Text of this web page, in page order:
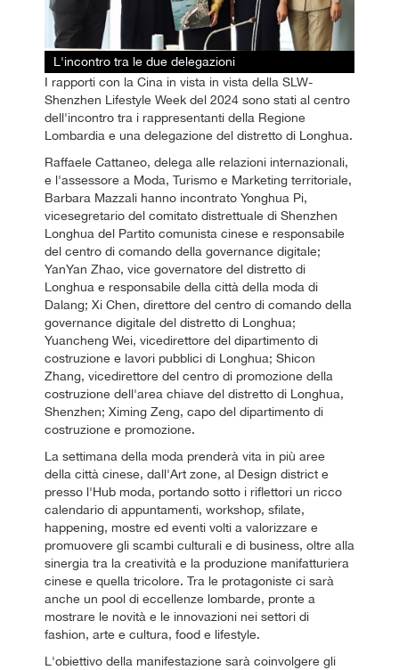
L'incontro tra le due delegazioni
I rapporti con la Cina in vista in vista della SLW-
Shenzhen Lifestyle Week del 2024 sono stati al centro
dell'incontro tra i rappresentanti della Regione
Lombardia e una delegazione del distretto di Longhua.
Raffaele Cattaneo, delega alle relazioni internazionali,
e l'assessore a Moda, Turismo e Marketing territoriale,
Barbara Mazzali hanno incontrato Yonghua Pi,
vicesegretario del comitato distrettuale di Shenzhen
Longhua del Partito comunista cinese e responsabile
del centro di comando della governance digitale;
YanYan Zhao, vice governatore del distretto di
Longhua e responsabile della città della moda di
Dalang; Xi Chen, direttore del centro di comando della
governance digitale del distretto di Longhua;
Yuancheng Wei, vicedirettore del dipartimento di
costruzione e lavori pubblici di Longhua; Shicon
Zhang, vicedirettore del centro di promozione della
costruzione dell'area chiave del distretto di Longhua,
Shenzhen; Ximing Zeng, capo del dipartimento di
costruzione e promozione.
La settimana della moda prenderà vita in più aree
della città cinese, dall'Art zone, al Design district e
presso l'Hub moda, portando sotto i riflettori un ricco
calendario di appuntamenti, workshop, sfilate,
happening, mostre ed eventi volti a valorizzare e
promuovere gli scambi culturali e di business, oltre alla
sinergia tra la creatività e la produzione manifatturiera
cinese e quella tricolore. Tra le protagoniste ci sarà
anche un pool di eccellenze lombarde, pronte a
mostrare le novità e le innovazioni nei settori di
fashion, arte e cultura, food e lifestyle.
L'obiettivo della manifestazione sarà coinvolgere gli